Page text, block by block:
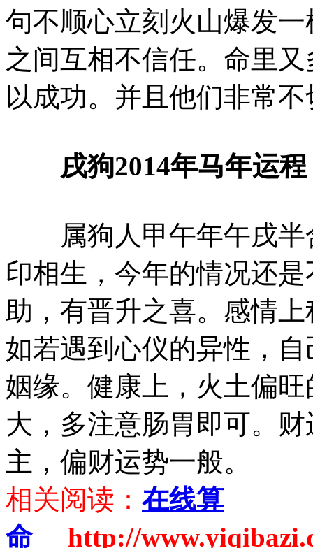
句不顺心立刻火山爆发
之间互相不信任。命里
以成功。并且他们非常
戌狗2014年马年运程
属狗人甲午年午戌半
印相生，今年的情况还
助，有晋升之喜。感情
如若遇到心仪的异性，
姻缘。健康上，火土偏
大，多注意肠胃即可。
主，偏财运势一般。
相关阅读： 在线算
命
http://